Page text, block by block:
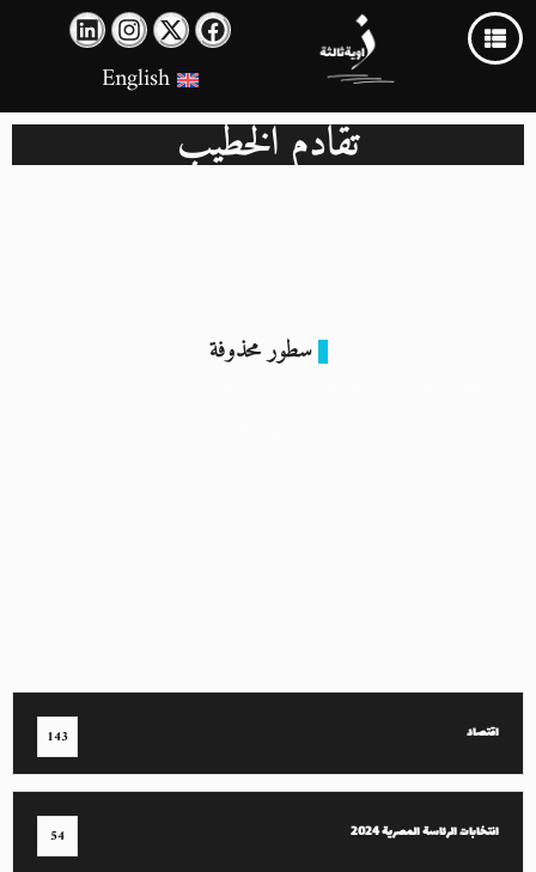
English
تقادم الخطيب
سطور محذوفة
اقتصاد 143
انتخابات الرئاسة المصرية 2024 54